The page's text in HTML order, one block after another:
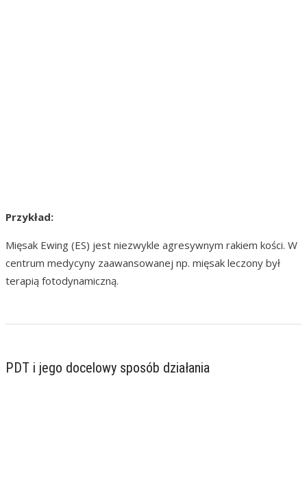
Przykład:
Mięsak Ewing (ES) jest niezwykle agresywnym rakiem kości. W
centrum medycyny zaawansowanej np. mięsak leczony był
terapią fotodynamiczną.
PDT i jego docelowy sposób działania